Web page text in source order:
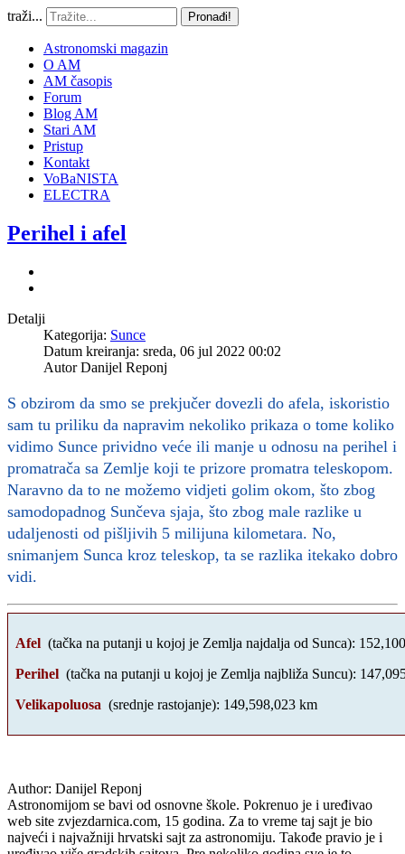
traži... Pronađi!
Astronomski magazin
O AM
AM časopis
Forum
Blog AM
Stari AM
Pristup
Kontakt
VoBaNISTA
ELECTRA
Perihel i afel
Detalji
Kategorija: Sunce
Datum kreiranja: sreda, 06 jul 2022 00:02
AutorDanijel Reponj
S obzirom da smo se prekjučer dovezli do afela, iskoristio
sam tu priliku da napravim nekoliko prikaza o tome koliko
vidimo Sunce prividno veće ili manje u odnosu na perihel i
promatrača sa Zemlje koji te prizore promatra teleskopom.
Naravno da to ne možemo vidjeti golim okom, što zbog
samodopadnog Sunčeva sjaja, što zbog male razlike u
udaljenosti od pišljivih 5 milijuna kilometara. No,
snimanjem Sunca kroz teleskop, ta se razlika itekako dobro
vidi.
Afel (tačka na putanji u kojoj je Zemlja najdalja od Sunca):
Perihel (tačka na putanji u kojoj je Zemlja najbliža Suncu):
Velikapoluosa (srednje rastojanje): 149,598,023 km
Author: Danijel Reponj
Astronomijom se bavi od osnovne škole. Pokrenuo je i uređivao
web site zvjezdarnica.com, 15 godina. Za to vreme taj sajt je bio
najveći i najvažniji hrvatski sajt za astronomiju. Takođe pravio je i